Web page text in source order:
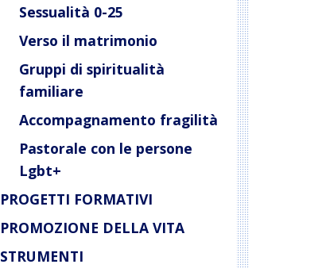
Sessualità 0-25
Verso il matrimonio
Gruppi di spiritualità
familiare
Accompagnamento fragilità
Pastorale con le persone
Lgbt+
PROGETTI FORMATIVI
PROMOZIONE DELLA VITA
STRUMENTI